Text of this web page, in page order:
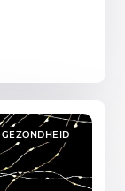
GEZONDHEID